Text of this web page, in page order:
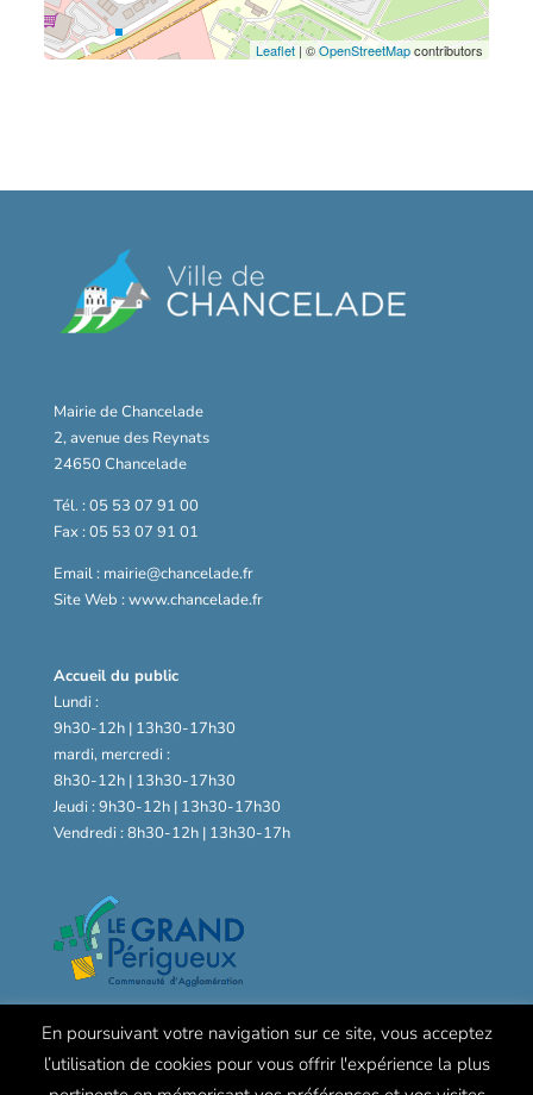
Leaflet| ©OpenStreetMapcontributors
Mairie de Chancelade
2, avenue des Reynats
24650 Chancelade
Tél. : 05 53 07 91 00
Fax : 05 53 07 91 01
Email : mairie@chancelade.fr
Site Web : www.chancelade.fr
Accueil du public
Lundi :
9h30-12h | 13h30-17h30
mardi, mercredi :
8h30-12h | 13h30-17h30
Jeudi : 9h30-12h | 13h30-17h30
Vendredi : 8h30-12h | 13h30-17h
En poursuivant votre navigation sur ce site, vous acceptez
l’utilisation de cookies pour vous offrir l'expérience la plus